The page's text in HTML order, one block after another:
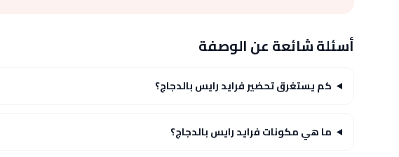
أسئلة شائعة عن الوصفة
كم يستغرق تحضير فرايد رايس بالدجاج؟
ما هي مكونات فرايد رايس بالدجاج؟